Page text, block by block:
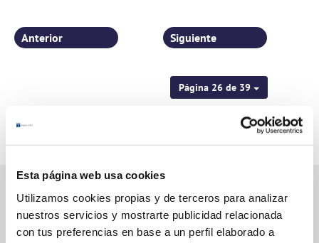
Esta página web usa cookies
Utilizamos cookies propias y de terceros para analizar
nuestros servicios y mostrarte publicidad relacionada
con tus preferencias en base a un perfil elaborado a
Página 26 de 39
Anterior Siguiente
Gestiones Online